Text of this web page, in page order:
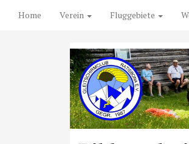
Home Verein Fluggebiete